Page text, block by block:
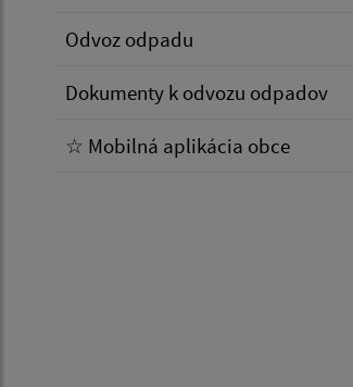
Odvoz odpadu
Dokumenty k odvozu odpadov
☆ Mobilná aplikácia obce